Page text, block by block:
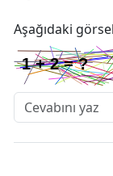
Aşağıdaki